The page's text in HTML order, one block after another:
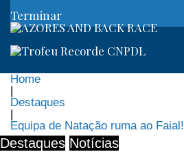
Terminar
Home
|
Destaques
|
Equipa de Natação ruma ao Faial!
Destaques Notícias